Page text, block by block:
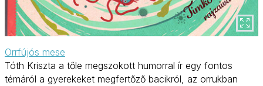
Orrfújós mese
Tóth Kriszta a tőle megszokott humorral ír egy fontos
témáról a gyerekeket megfertőző bacikról, az orrukban